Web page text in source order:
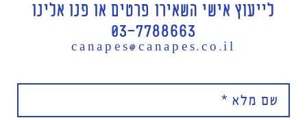
לייעוץ אישי השאירו פרטים או פנו אלינו
03-7788663
canapes@canapes.co.il